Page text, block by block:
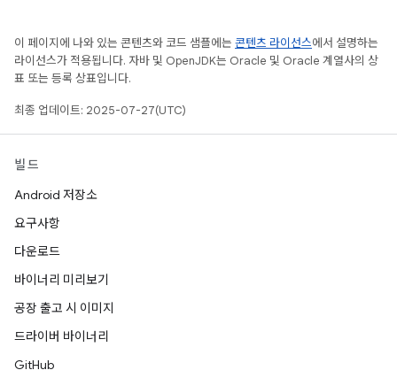
이 페이지에 나와 있는 콘텐츠와 코드 샘플에는 콘텐츠 라이선스에서 설명하는
라이선스가 적용됩니다. 자바 및 OpenJDK는 Oracle 및 Oracle 계열사의 상
표 또는 등록 상표입니다.
최종 업데이트: 2025-07-27(UTC)
빌드
Android 저장소
요구사항
다운로드
바이너리 미리보기
공장 출고 시 이미지
드라이버 바이너리
GitHub